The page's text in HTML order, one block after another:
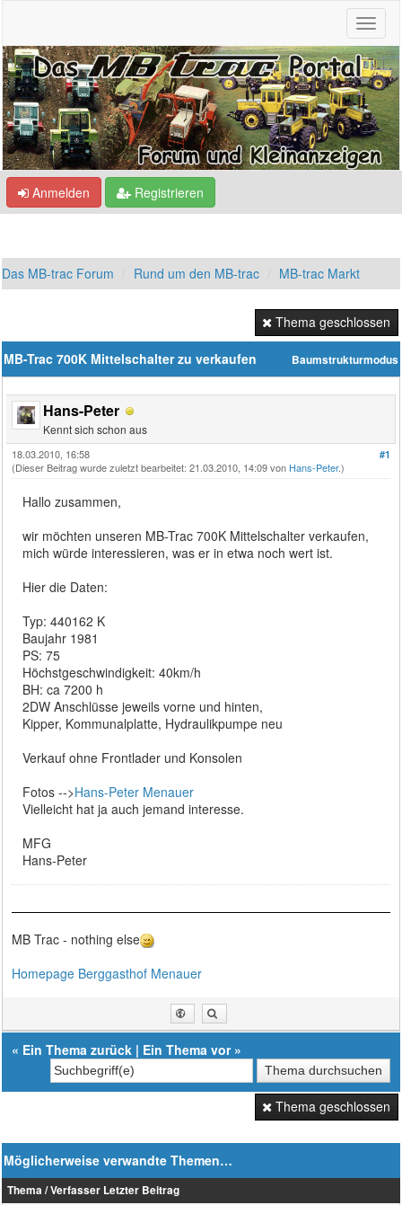
Anmelden Registrieren
Das MB-trac Forum Rund um den MB-trac MB-trac Markt
Thema geschlossen
Baumstrukturmodus
MB-Trac 700K Mittelschalter zu verkaufen
Hans-Peter
Kennt sich schon aus
#1
18.03.2010, 16:58
(Dieser Beitrag wurde zuletzt bearbeitet: 21.03.2010, 14:09 von Hans-Peter.)
Hallo zusammen,
wir möchten unseren MB-Trac 700K Mittelschalter verkaufen,
mich würde interessieren, was er in etwa noch wert ist.
Hier die Daten:
Typ: 440162 K
Baujahr 1981
PS: 75
Höchstgeschwindigkeit: 40km/h
BH: ca 7200 h
2DW Anschlüsse jeweils vorne und hinten,
Kipper, Kommunalplatte, Hydraulikpumpe neu
Verkauf ohne Frontlader und Konsolen
Fotos -->Hans-Peter Menauer
Vielleicht hat ja auch jemand interesse.
MFG
Hans-Peter
MB Trac - nothing else
Homepage Berggasthof Menauer
« Ein Thema zurück | Ein Thema vor»
Thema geschlossen
Möglicherweise verwandte Themen…
Thema / Verfasser Letzter Beitrag